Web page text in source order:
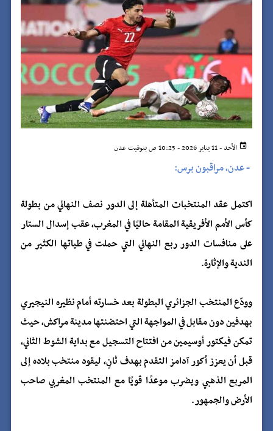
الأحد - 11 يناير 2026 - 10:25 ص بتوقيت عدن
-عدن، مراقبون برس:
اكتمل عقد المنتخبات المتأهلة إلى الدور نصف النهائي من بطولة
كأس الأمم الأفريقية المقامة حاليًا في المغرب، عقب إسدال الستار
على منافسات الدور ربع النهائي التي حملت في طياتها الكثير من
الندية والإثارة.
وودّع المنتخب الجزائري البطولة بعد خسارته أمام نظيره النيجيري
بهدفين دون مقابل في المواجهة التي احتضنتها مدينة مراكش، حيث
تمكن فيكتور أوسيمين من افتتاح التسجيل مع بداية الشوط الثاني،
قبل أن يعزز أكور آدامز التقدم بهدف ثانٍ، ليقود منتخب بلاده إلى
المربع الذهبي ويضرب موعدًا قويًا مع المنتخب المغربي صاحب
الأرض والجمهور.